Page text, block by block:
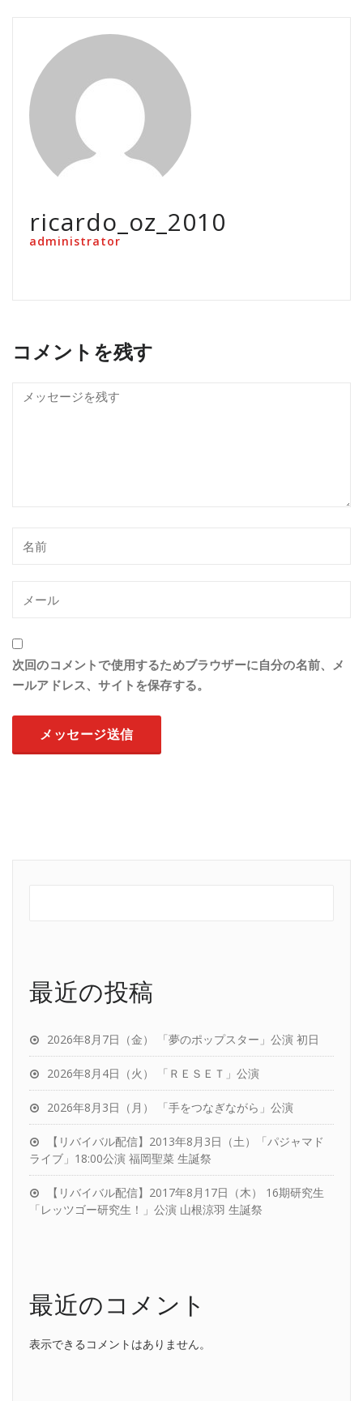
ricardo_oz_2010
administrator
コメントを残す
次回のコメントで使用するためブラウザーに自分の名前、メ
ールアドレス、サイトを保存する。
最近の投稿
2026年8月7日（金） 「夢のポップスター」公演 初日
2026年8月4日（火） 「ＲＥＳＥＴ」公演
2026年8月3日（月） 「手をつなぎながら」公演
【リバイバル配信】2013年8月3日（土）「パジャマド
ライブ」18:00公演 福岡聖菜 生誕祭
【リバイバル配信】2017年8月17日（木） 16期研究生
「レッツゴー研究生！」公演 山根涼羽 生誕祭
最近のコメント
表示できるコメントはありません。